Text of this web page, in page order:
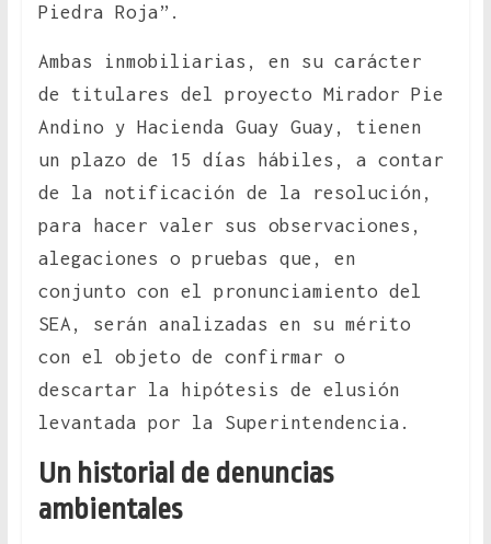
Piedra Roja”.
Ambas inmobiliarias, en su carácter
de titulares del proyecto Mirador Pie
Andino y Hacienda Guay Guay, tienen
un plazo de 15 días hábiles, a contar
de la notificación de la resolución,
para hacer valer sus observaciones,
alegaciones o pruebas que, en
conjunto con el pronunciamiento del
SEA, serán analizadas en su mérito
con el objeto de confirmar o
descartar la hipótesis de elusión
levantada por la Superintendencia.
Un historial de denuncias
ambientales